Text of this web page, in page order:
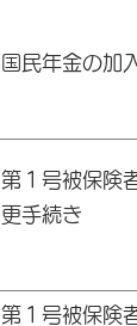
国民年金の加
第１号被保険
更手
第１号被保険